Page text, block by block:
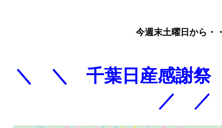
今週末土曜日から・
＼ ＼ 千葉日産感謝
／ ／